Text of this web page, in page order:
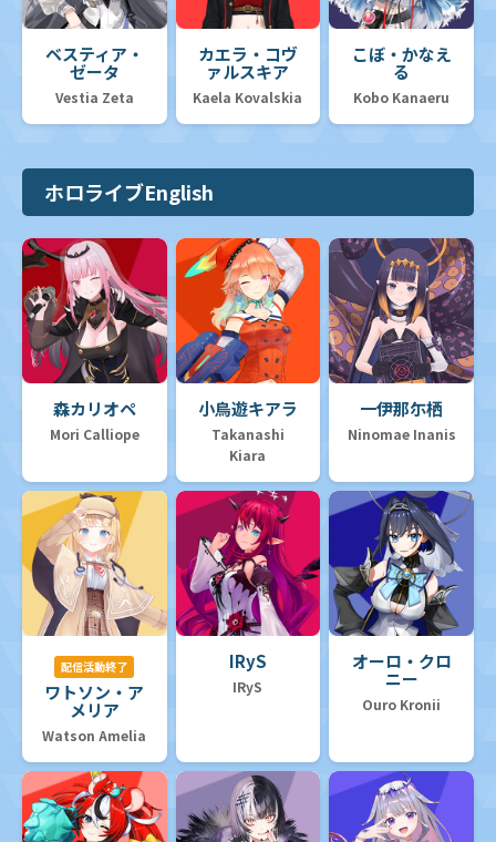
ベスティア・
ゼータ
Vestia Zeta
カエラ・コヴ
ァルスキア
Kaela Kovalskia
こぼ・かなえ
る
Kobo Kanaeru
ホロライブEnglish
森カリオペ
Mori Calliope
小鳥遊キアラ
Takanashi
Kiara
一伊那尓栖
Ninomae Inanis
配信活動終了
ワトソン・ア
メリア
Watson Amelia
IRyS
IRyS
オーロ・クロ
ニー
Ouro Kronii